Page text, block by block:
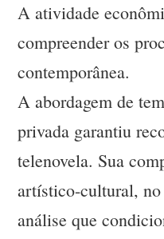
A atividade
compreender os
contemporânea.
A abordagem de
privada garantiu
telenovela. Sua
artístico-cultural, no
análise que